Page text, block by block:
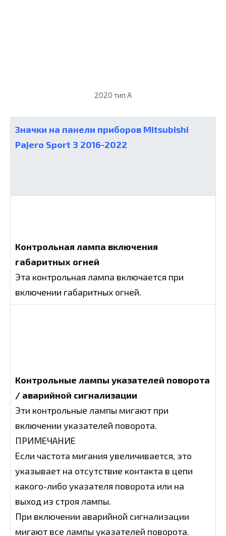
2020 тип А
Значки на панели приборов Mitsubishi
Pajero Sport 3 2016-2022
Контрольная лампа включения
габаритных огней
Эта контрольная лампа включается при
включении габаритных огней.
Контрольные лампы указателей поворота
/ аварийной сигнализации
Эти контрольные лампы мигают при
включении указателей поворота.
ПРИМЕЧАНИЕ
Если частота мигания увеличивается, это
указывает на отсутствие контакта в цепи
какого-либо указателя поворота или на
выход из строя лампы.
При включении аварийной сигнализации
мигают все лампы указателей поворота.